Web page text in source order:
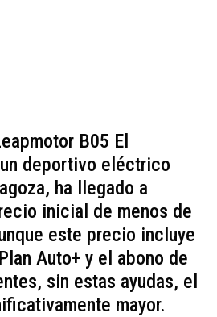
B05 El
deportivo eléctrico
ha llegado a
inicial de menos de
este precio incluye
Auto+ y el abono de
sin estas ayudas, el
mayor.